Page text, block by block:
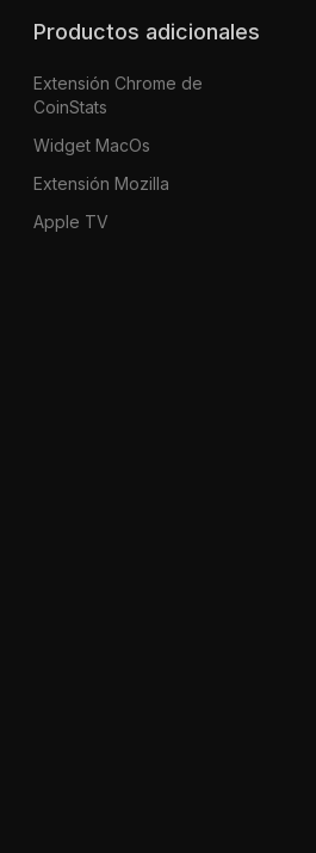
Productos adicionales
Extensión Chrome de
CoinStats
Widget MacOs
Extensión Mozilla
Apple TV